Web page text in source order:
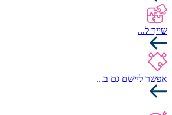
שייך ל...
אפשר ליישם גם ב...